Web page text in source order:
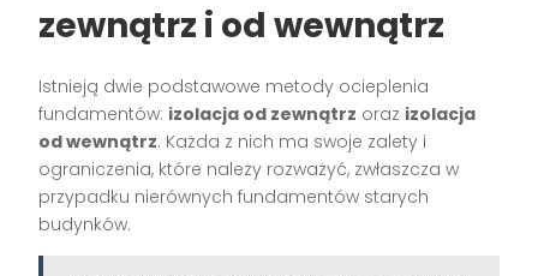
zewnątrz i od wewnątrz
Istnieją dwie podstawowe metody ocieplenia
fundamentów: izolacja od zewnątrz oraz izolacja
od wewnątrz. Każda z nich ma swoje zalety i
ograniczenia, które należy rozważyć, zwłaszcza w
przypadku nierównych fundamentów starych
budynków.